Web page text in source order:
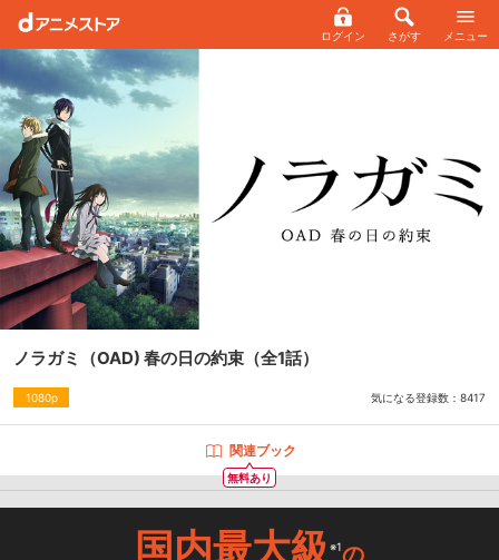
ログイン さがす メニュー
ノラガミ（OAD) 春の日の約束 （全1話）
1080p 気になる登録数： 8417
無料あり
関連ブック
国内最大級※1の